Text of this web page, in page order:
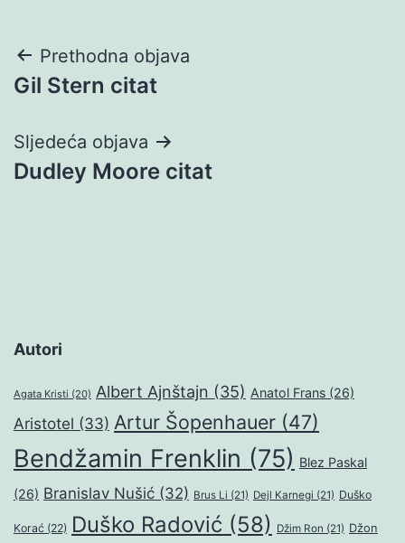
Navigacija
objava
Prethodna objava
Gil Stern citat
Sljedeća objava
Dudley Moore citat
Autori
Agata Kristi (20) Albert Ajnštajn (35) Anatol Frans (26)
Aristotel (33) Artur Šopenhauer (47)
Bendžamin Frenklin (75) Blez Paskal
(26) Branislav Nušić (32) Brus Li (21) Dejl Karnegi (21) Duško
Korać (22) Duško Radović (58) Džim Ron (21) Džon